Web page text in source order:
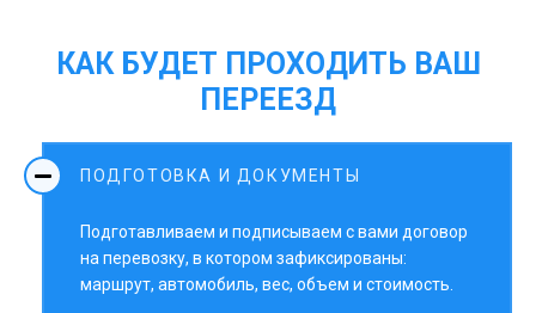
КАК БУДЕТ ПРОХОДИТЬ ВАШ
ПЕРЕЕЗД
ПОДГОТОВКА И ДОКУМЕНТЫ
Подготавливаем и подписываем с вами договор
на перевозку, в котором зафиксированы:
маршрут, автомобиль, вес, объем и стоимость.